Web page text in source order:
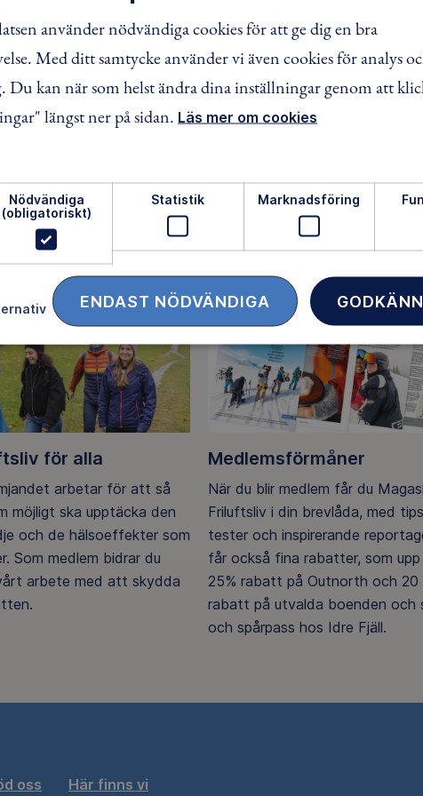
återbetalas 90% av avgiften förutom eventuella fasta
Detta under förutsättning att ansvarig ledare
visas till ansvarig ledare.
FACEBOOKTWITTERLINKEDIN
för alla
arbetar för att så
möjligt ska upptäcka den
och de hälsoeffekter som
Som medlem bidrar du
arbete med att skydda
Medlemsförmåner
När du blir medlem får du
Friluftsliv i din brevlåda, med
tester och inspirerande
får också fina rabatter, som upp
25% rabatt på Outnorth och 20
rabatt på utvalda boenden och
och spårpass hos Idre Fjäll.
oss Här finns vi
använder nödvändiga cookies för att ge dig en bra
Med ditt samtycke använder vi även cookies för analys
Du kan när som helst ändra dina inställningar genom att
längst ner på sidan. Läs mer om cookies
Nödvändiga
(obligatoriskt)
Statistik Marknadsföring
ENDAST NÖDVÄNDIGA